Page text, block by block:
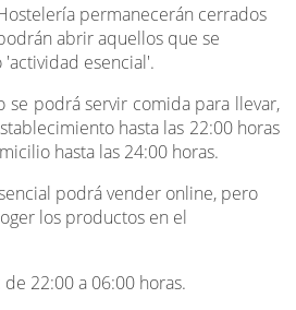
permanecerán cerrados
abrir aquellos que se
esencial'.
se podrá servir comida para llevar,
hasta las 22:00 horas
hasta las 24:00 horas.
podrá vender online, pero
los productos en el
22:00 a 06:00 horas.